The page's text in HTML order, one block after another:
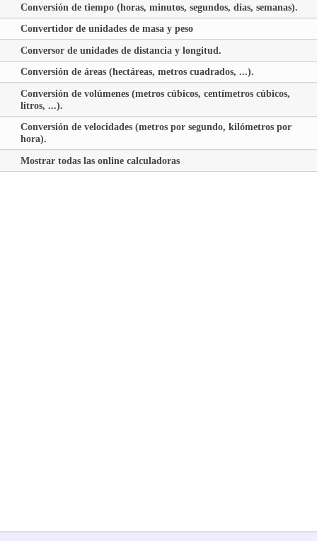
Conversión de tiempo (horas, minutos, segundos, días, semanas).
Convertidor de unidades de masa y peso
Conversor de unidades de distancia y longitud.
Conversión de áreas (hectáreas, metros cuadrados, ...).
Conversión de volúmenes (metros cúbicos, centímetros cúbicos,
litros, ...).
Conversión de velocidades (metros por segundo, kilómetros por
hora).
Mostrar todas las online calculadoras